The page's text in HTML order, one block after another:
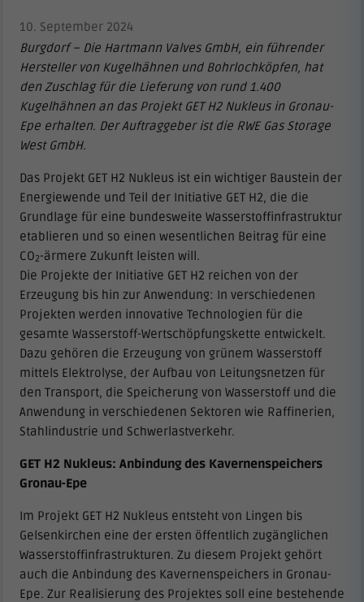
10. September 2024
Burgdorf – Die Hartmann Valves GmbH, ein führender
Hersteller von Kugelhähnen und Bohrlochköpfen, hat
den Zuschlag für die Lieferung von rund 1.400
Kugelhähnen an das Projekt GET H2 Nukleus in Gronau-
Epe erhalten. Der Auftraggeber ist die RWE Gas Storage
West GmbH.
Das Projekt GET H2 Nukleus ist ein wichtiger Baustein der
Energiewende und Teil der Initiative GET H2, die die
Grundlage für eine bundesweite Wasserstoffinfrastruktur
etablieren und so einen wesentlichen Beitrag für eine
CO2-ärmere Zukunft leisten will.
Die Projekte der Initiative GET H2 reichen von der
Erzeugung bis hin zur Anwendung: In verschiedenen
Projekten werden innovative Technologien für die
gesamte Wasserstoff-Wertschöpfungskette entwickelt.
Dazu gehören die Erzeugung von grünem Wasserstoff
mittels Elektrolyse, der Aufbau von Leitungsnetzen für
den Transport, die Speicherung von Wasserstoff und die
Anwendung in verschiedenen Sektoren wie Raffinerien,
Stahlindustrie und Schwerlastverkehr.
GET H2 Nukleus: Anbindung des Kavernenspeichers
Gronau-Epe
Im Projekt GET H2 Nukleus entsteht von Lingen bis
Gelsenkirchen eine der ersten öffentlich zugänglichen
Wasserstoffinfrastrukturen. Zu diesem Projekt gehört
auch die Anbindung des Kavernenspeichers in Gronau-
Epe. Zur Realisierung des Projektes soll eine bestehende